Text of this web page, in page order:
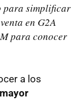
para simplificar
en G2A
para conocer
a los